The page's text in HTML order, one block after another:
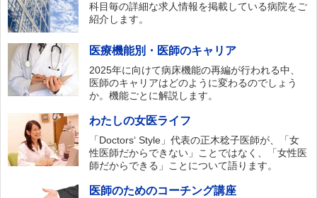
科目毎の詳細な求人情報を掲載している病院をご
紹介します。
医療機能別・医師のキャリア
2025年に向けて病床機能の再編が行われる中、
医師のキャリアはどのように変わるのでしょう
か。機能ごとに解説します。
わたしの女医ライフ
「Doctors‘ Style」代表の正木稔子医師が、「女
性医師だからできない」ことではなく、「女性医
師だからできる」ことについて語ります。
医師のためのコーチング講座